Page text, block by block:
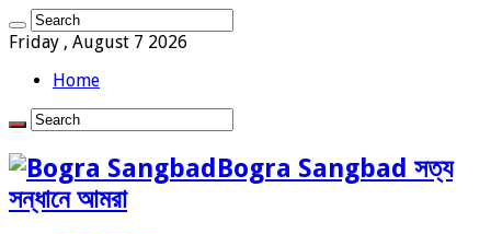
Friday , August 7 2026
Home
Bogra Sangbad সত্য
সন্ধানে আমরা